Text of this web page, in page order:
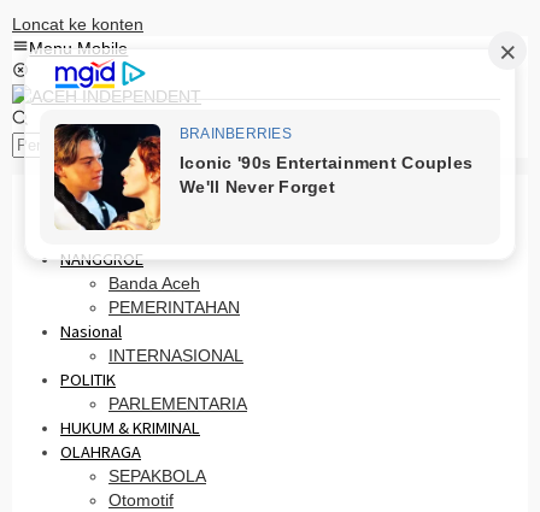
Loncat ke konten
Menu Mobile
HOME
PRO OTONOMI
NANGGROE
Banda Aceh
PEMERINTAHAN
Nasional
INTERNASIONAL
POLITIK
PARLEMENTARIA
HUKUM & KRIMINAL
OLAHRAGA
SEPAKBOLA
Otomotif